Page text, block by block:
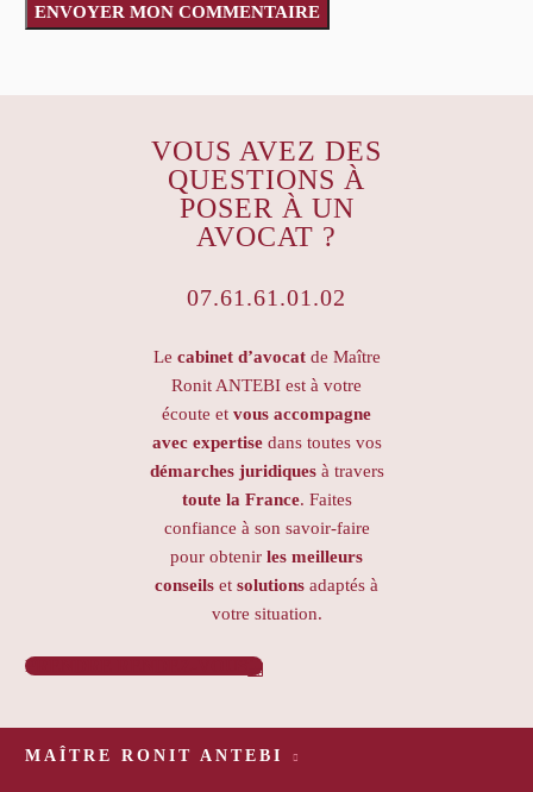
ENVOYER MON COMMENTAIRE
VOUS AVEZ DES
QUESTIONS À
POSER À UN
AVOCAT ?
07.61.61.01.02
Le cabinet d’avocatde Maître
Ronit ANTEBI est à votre
écoute et vous accompagne
avec expertisedans toutes vos
démarches juridiquesà travers
toute la France. Faites
confiance à son savoir-faire
pour obtenir les meilleurs
conseils et solutions adaptés à
votre situation.
PRENDRE RENDEZ-VOUS 
MAÎTRE RONIT ANTEBI